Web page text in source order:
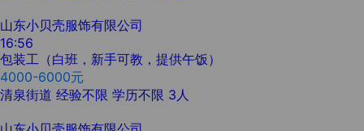
山东小贝壳服饰有限公司
16:56
包装工（白班，新手可教，提供午饭）
4000-6000元
清泉街道 经验不限 学历不限 3人